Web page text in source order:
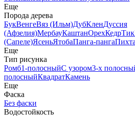
Еще
Порода дерева
БукВенгеВяз (Ильм)ДубКленДуссия
(Афзелия)МербауКаштанОрехКедрТик
(Сапеле)ЯсеньЯтобаПанга-пангаПихта
Еще
Тип рисунка
Ромб1-полосныйС узором3-х
полосныйКвадратКамень
Еще
Фаска
Без фаски
Водостойкость